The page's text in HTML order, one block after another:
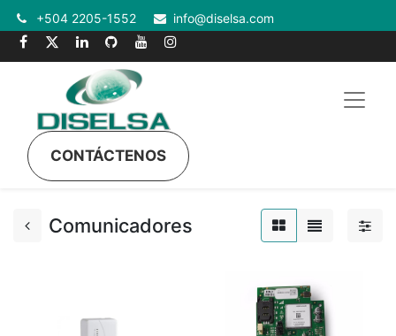
+504 2205-1552 info@diselsa.com
CONTÁCTENOS
Comunicadores